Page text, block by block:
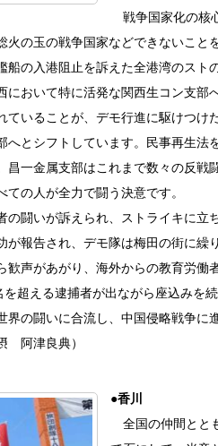
戦争国家化の核
火の玉の戦争国家などできないこ
船の入港阻止を訴えた全港湾のスト
おいて特に活発な関西生コン支部
ていることが、デモ行進に駆けつ
へとシフトしています。民事再生
昌一金属支部はこれまで数々の反
の人が全力で闘う決意です。
闘いが訴えられ、ストライキに立
報告され、デモ隊は梅田の街に繰
声があがり、海外からの教育労働
超える逮捕者が出ながら座込みを
の闘いに合流し、中国侵略戦争に
阿津良典）
●香川
全国の仲間とと